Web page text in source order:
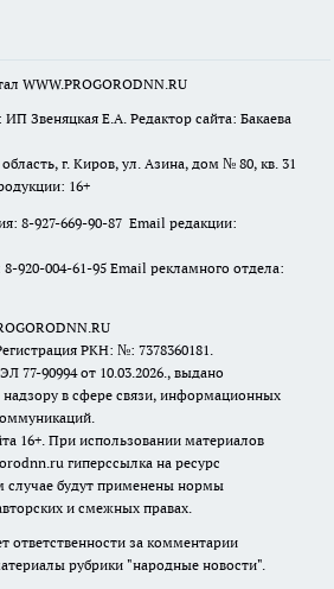
WWW.PROGORODNN.RU
Звеняцкая Е.А. Редактор сайта: Бакаева
г. Киров, ул. Азина, дом № 80, кв. 31
16+
8-927-669-90-87 Email редакции:
920-004-61-95 Email рекламного отдела:
РКН: №: 7378360181.
77-90994 от 10.03.2026., выдано
в сфере связи, информационных
16+. При использовании материалов
гиперссылка на ресурс
случае будут применены нормы
и смежных правах.
ответственности за комментарии
рубрики "народные новости".